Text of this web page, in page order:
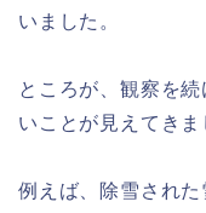
いました。
ところが、観察を
いことが見えてきま
例えば、除雪された